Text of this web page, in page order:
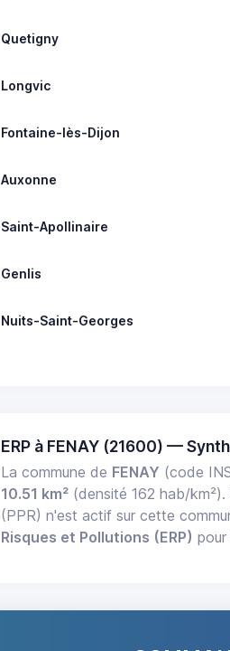
Quetigny
Longvic
Fontaine-lès-Dijon
Auxonne
Saint-Apollinaire
Genlis
Nuits-Saint-Georges
ERP à FENAY (21600) —
La commune de FENAY (code
10.51 km² (densité 162 hab/km²).
(PPR) n'est actif sur cette
Risques et Pollutions (ERP)